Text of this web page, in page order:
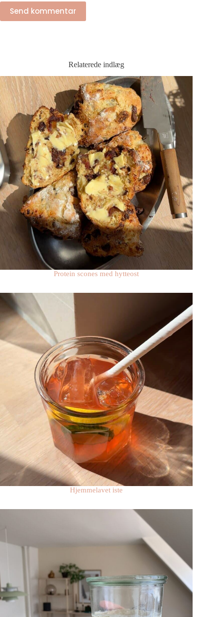
Send kommentar
Relaterede indlæg
Protein scones med hytteost
Hjemmelavet iste